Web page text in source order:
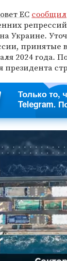
ЕС сообщил
Украине.
принятые
2024 года.
президента
Только то,
Telegram.